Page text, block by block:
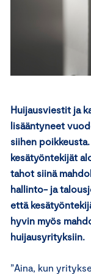
Huijausviestit ja
lisääntyneet
siihen
kesätyöntekijät
tahot siinä
hallinto- ja
että
hyvin myös
huijausyrityksiin.
”Aina, kun